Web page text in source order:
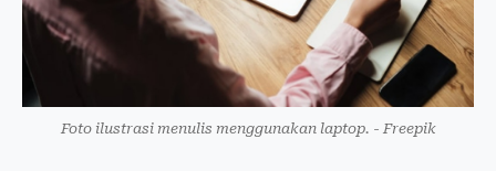
Foto ilustrasi menulis menggunakan laptop. - Freepik